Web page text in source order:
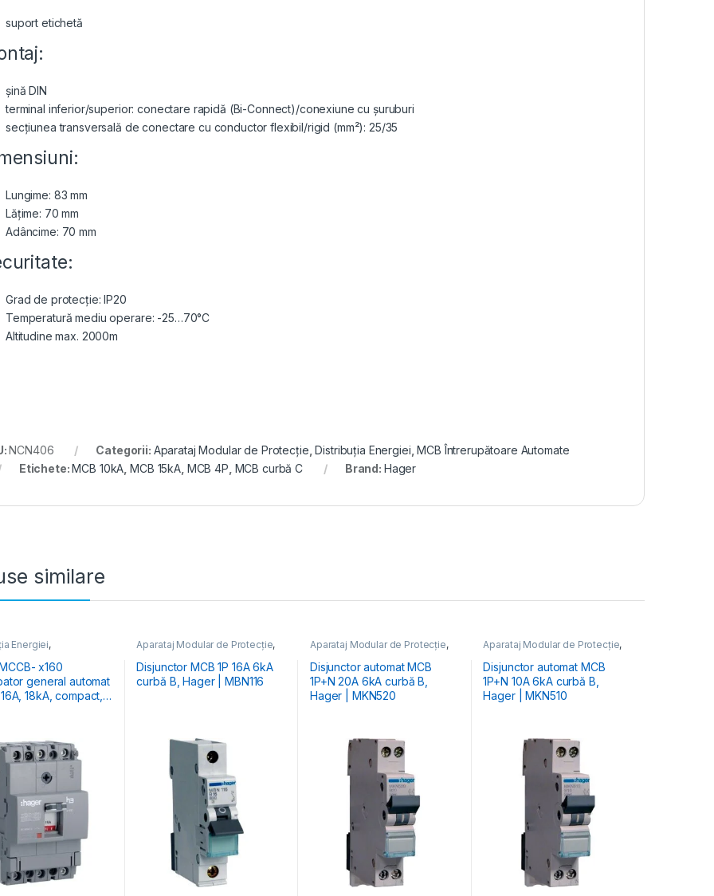
suport etichetă
șină DIN
terminal inferior/superior: conectare rapidă (Bi-Connect)/conexiune cu șuruburi
secțiunea transversală de conectare cu conductor flexibil/rigid (mm²): 25/35
Lungime: 83 mm
Lățime: 70 mm
Adâncime: 70 mm
Grad de protecție: IP20
Temperatură mediu operare: -25…70°C
Altitudine max. 2000m
NCN406 Categorii: Aparataj Modular de Protecție,Distribuția Energiei,MCB Întrerupătoare Automate
Etichete:MCB 10kA,MCB 15kA, MCB 4P, MCB curbă C Brand: Hager
similare
Energiei,
Generale
x160
general automat
Aparataj Modular de Protecție,
Distribuția Energiei
Întrerupătoare Automate
Disjunctor MCB 1P 16A 6kA
curbă B, Hager | MBN116
Aparataj Modular de Protecție,
Distribuția Energiei
Întrerupătoare Automate
Disjunctor automat MCB
1P+N 20A 6kA curbă B,
Hager | MKN520
Aparataj Modular de Protecție,
Distribuția Energiei
Întrerupătoare Automate
Disjunctor automat MCB
1P+N 10A 6kA curbă B,
Hager | MKN510